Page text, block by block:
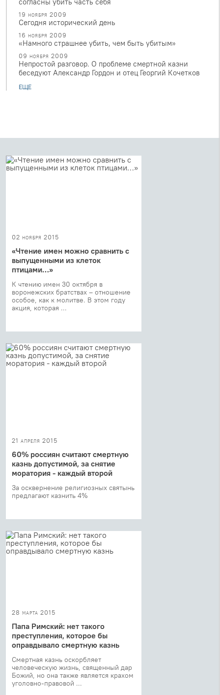
19 ноября 2009
Сегодня исторический день
16 ноября 2009
«Намного страшнее убить, чем быть убитым»
09 ноября 2009
Непростой разговор. О проблеме смертной казни
беседуют Александр Гордон и отец Георгий Кочетков
ЕЩЕ
02 ноября 2015
«Чтение имен можно сравнить с
выпущенными из клеток
птицами…»
К чтению имен 30 октября в
воронежских братствах – отношение
особое, как к молитве. В этом году
акция, которая ...
21 апреля 2015
60% россиян считают смертную
казнь допустимой, за снятие
моратория - каждый второй
За осквернение религиозных святынь
предлагают казнить 4%
28 марта 2015
Папа Римский: нет такого
преступления, которое бы
оправдывало смертную казнь
Смертная казнь оскорбляет
человеческую жизнь, священный дар
Божий, но она также является крахом
уголовно-правовой ...